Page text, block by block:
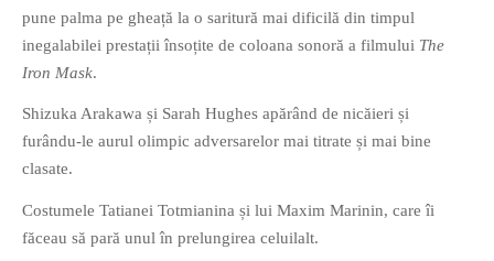
pune palma pe gheață la o saritură mai dificilă din timpul
inegalabilei prestații însoțite de coloana sonoră a filmului The
Iron Mask.
Shizuka Arakawa și Sarah Hughes apărând de nicăieri și
furându-le aurul olimpic adversarelor mai titrate și mai bine
clasate.
Costumele Tatianei Totmianina și lui Maxim Marinin, care îi
făceau să pară unul în prelungirea celuilalt.